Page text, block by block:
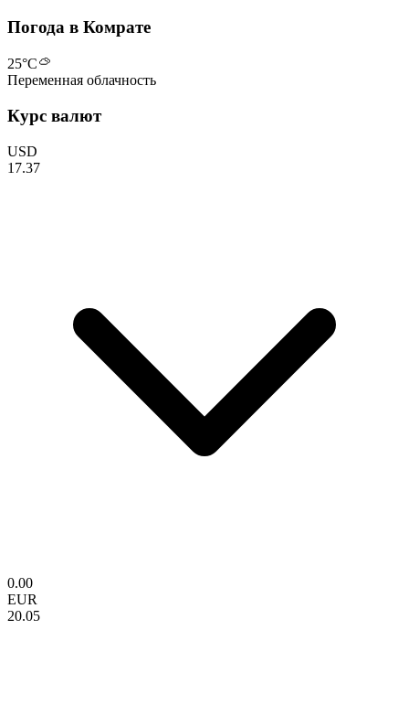
Погода в Комрате
25°C
Переменная облачность
Курс валют
USD
17.37
0.00
EUR
20.05